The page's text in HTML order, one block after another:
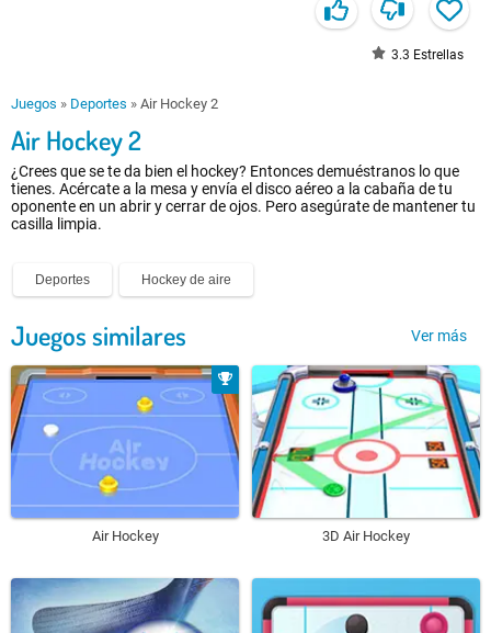
3.3 Estrellas
Juegos » Deportes » Air Hockey 2
Air Hockey 2
¿Crees que se te da bien el hockey? Entonces demuéstranos lo que
tienes. Acércate a la mesa y envía el disco aéreo a la cabaña de tu
oponente en un abrir y cerrar de ojos. Pero asegúrate de mantener tu
casilla limpia.
Deportes Hockey de aire
Juegos similares Ver más
Air Hockey 3D Air Hockey